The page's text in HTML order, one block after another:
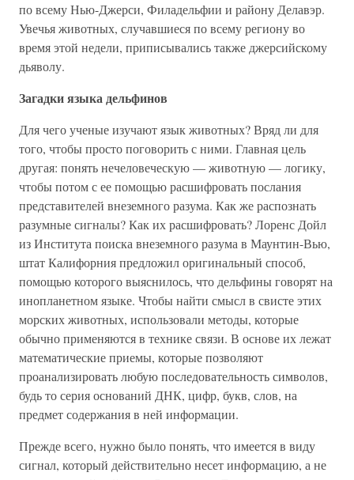
по всему Нью-Джерси, Филадельфии и району Делавэр.
Увечья животных, случавшиеся по всему региону во
время этой недели, приписывались также джерсийскому
дьяволу.
Загадки языка дельфинов
Для чего ученые изучают язык животных? Вряд ли для
того, чтобы просто поговорить с ними. Главная цель
другая: понять нечеловеческую — животную — логику,
чтобы потом с ее помощью расшифровать послания
представителей внеземного разума. Как же распознать
разумные сигналы? Как их расшифровать? Лоренс Дойл
из Института поиска внеземного разума в Маунтин-Вью,
штат Калифорния предложил оригинальный способ,
помощью которого выяснилось, что дельфины говорят на
инопланетном языке. Чтобы найти смысл в свисте этих
морских животных, использовали методы, которые
обычно применяются в технике связи. В основе их лежат
математические приемы, которые позволяют
проанализировать любую последовательность символов,
будь то серия оснований ДНК, цифр, букв, слов, на
предмет содержания в ней информации.
Прежде всего, нужно было понять, что имеется в виду
сигнал, который действительно несет информацию, а не